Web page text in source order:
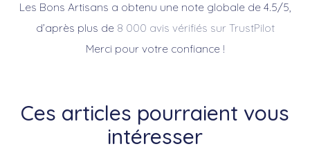
Les Bons Artisans a obtenu une note globale de 4.5/5,
d’après plus de 8 000 avis vérifiés sur TrustPilot
Merci pour votre confiance !
Ces articles pourraient vous
intéresser